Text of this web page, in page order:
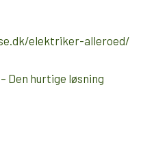
Den hurtige løsning